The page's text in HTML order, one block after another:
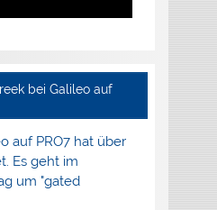
bei Galileo auf
auf PRO7 hat über
Es geht im
um "gated